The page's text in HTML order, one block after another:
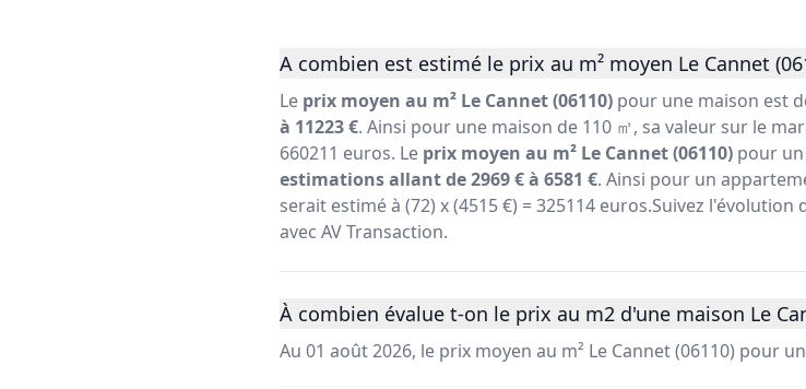
A combien est estimé le prix au m² moyen Le Cannet
Le prix moyen au m² Le Cannet (06110) pour une maison est
à 11223 €. Ainsi pour une maison de 110 ㎡, sa valeur sur le
660211 euros. Le prix moyen au m² Le Cannet (06110) pour un
estimations allant de 2969 € à 6581 €. Ainsi pour un
serait estimé à (72) x (4515 €) = 325114 euros.Suivez
avec AV Transaction.
À combien évalue t-on le prix au m2 d'une maison Le
Au 01 août 2026, le prix moyen au m² Le Cannet (06110) pour